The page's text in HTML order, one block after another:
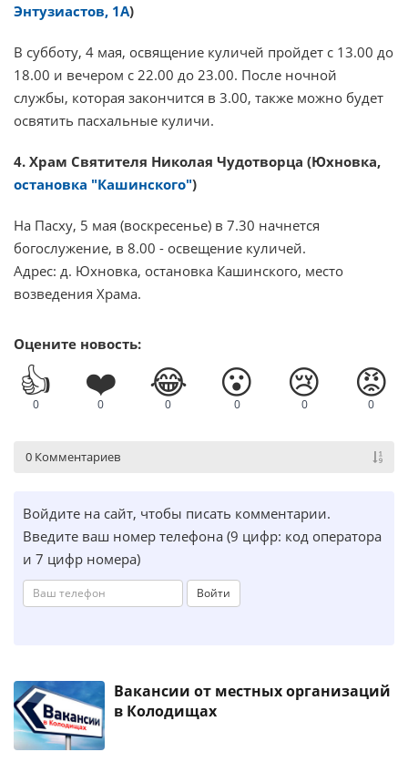
Энтузиастов, 1А)
В субботу, 4 мая, освящение куличей пройдет с 13.00 до
18.00 и вечером с 22.00 до 23.00. После ночной
службы, которая закончится в 3.00, также можно будет
освятить пасхальные куличи.
4. Храм Святителя Николая Чудотворца (Юхновка,
остановка "Кашинского")
На Пасху, 5 мая (воскресенье) в 7.30 начнется
богослужение, в 8.00 - освещение куличей.
Адрес: д. Юхновка, остановка Кашинского, место
возведения Храма.
Оцените новость:
👍
0
❤️
0
😂
0
😮
0
😢
0
😡
0
0 Комментариев
Войдите на сайт, чтобы писать комментарии.
Введите ваш номер телефона (9 цифр: код оператора
и 7 цифр номера)
Войти
Вакансии от местных организаций
в Колодищах